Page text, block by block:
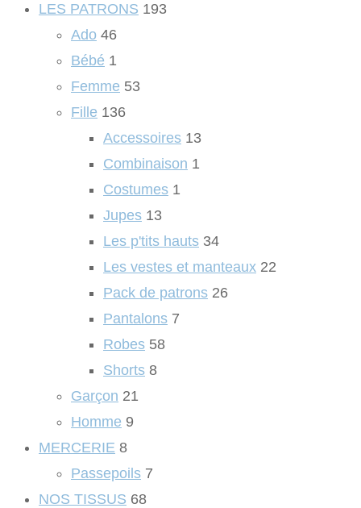
LES PATRONS 193
Ado 46
Bébé 1
Femme 53
Fille 136
Accessoires 13
Combinaison 1
Costumes 1
Jupes 13
Les p'tits hauts 34
Les vestes et manteaux 22
Pack de patrons 26
Pantalons 7
Robes 58
Shorts 8
Garçon 21
Homme 9
MERCERIE 8
Passepoils 7
NOS TISSUS 68